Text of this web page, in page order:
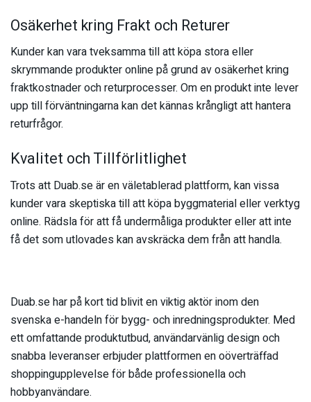
Osäkerhet kring Frakt och Returer
Kunder kan vara tveksamma till att köpa stora eller
skrymmande produkter online på grund av osäkerhet kring
fraktkostnader och returprocesser. Om en produkt inte lever
upp till förväntningarna kan det kännas krångligt att hantera
returfrågor.
Kvalitet och Tillförlitlighet
Trots att Duab.se är en väletablerad plattform, kan vissa
kunder vara skeptiska till att köpa byggmaterial eller verktyg
online. Rädsla för att få undermåliga produkter eller att inte
få det som utlovades kan avskräcka dem från att handla.
Duab.se har på kort tid blivit en viktig aktör inom den
svenska e-handeln för bygg- och inredningsprodukter. Med
ett omfattande produktutbud, användarvänlig design och
snabba leveranser erbjuder plattformen en oöverträffad
shoppingupplevelse för både professionella och
hobbyanvändare.